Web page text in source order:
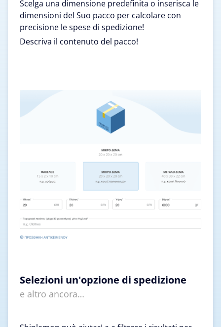
Scelga una dimensione predefinita o inserisca le
dimensioni del Suo pacco per calcolare con
precisione le spese di spedizione!
Descriva il contenuto del pacco!
Selezioni un'opzione di spedizione
e altro ancora…